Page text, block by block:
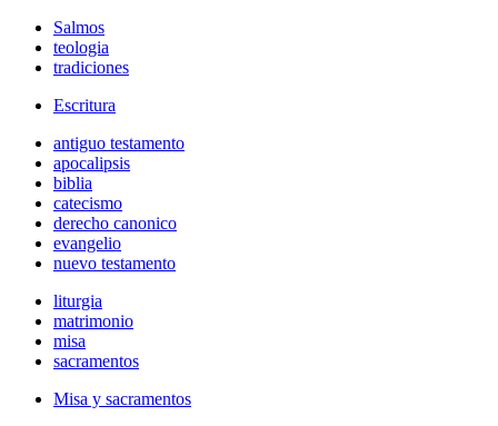
Salmos
teologia
tradiciones
Escritura
antiguo testamento
apocalipsis
biblia
catecismo
derecho canonico
evangelio
nuevo testamento
liturgia
matrimonio
misa
sacramentos
Misa y sacramentos